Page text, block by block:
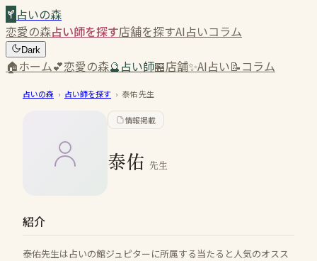
占いの森
恋愛の森占い師を探す店舗を探すAI占いコラム
Dark
🏠ホーム💕恋愛の森🔮占い師🏪店舗✨AI占い📝コラム
占いの森 › 占い師を探す › 泰佑先生
情報掲載
泰佑 先生
紹介
泰佑先生は占いの館ジュピターに所属する当たると人気のオスス